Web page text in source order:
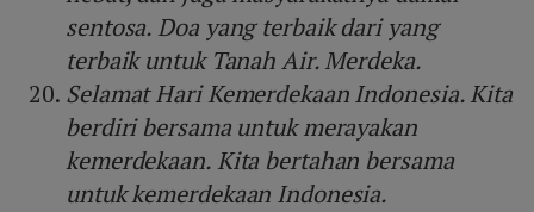
sentosa. Doa yang terbaik dari yang
terbaik untuk Tanah Air. Merdeka.
Selamat Hari Kemerdekaan Indonesia. Kita
berdiri bersama untuk merayakan
kemerdekaan. Kita bertahan bersama
untuk kemerdekaan Indonesia.